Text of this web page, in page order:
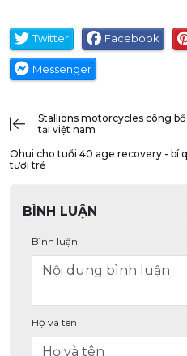
Twitter Facebook
Messenger
stallions motorcycles công bố chính thức giá bán các dòng xe
tại việt nam
ohui cho tuổi 40 age recovery - bí quyết lưu giữ thanh xuân
tươi trẻ
BÌNH LUẬN
Bình luận
Họ và tên